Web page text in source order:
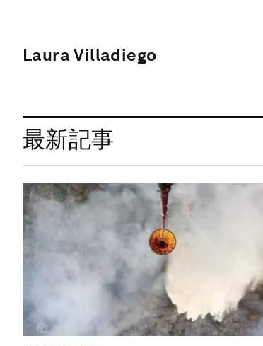
Laura Villadiego
最新記事